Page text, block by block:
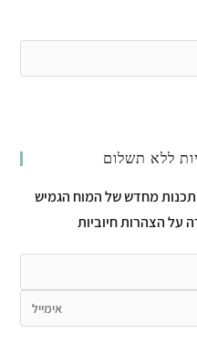
ללא תשלום
מחדש של המוח הגמיש
על הצהרות חיוביות